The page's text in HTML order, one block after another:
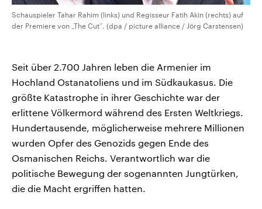
Schauspieler Tahar Rahim (links) und Regisseur Fatih Akin (rechts) auf
der Premiere von „The Cut“. (dpa / picture alliance / Jörg Carstensen)
Seit über 2.700 Jahren leben die Armenier im
Hochland Ostanatoliens und im Südkaukasus. Die
größte Katastrophe in ihrer Geschichte war der
erlittene Völkermord während des Ersten Weltkriegs.
Hundertausende, möglicherweise mehrere Millionen
wurden Opfer des Genozids gegen Ende des
Osmanischen Reichs. Verantwortlich war die
politische Bewegung der sogenannten Jungtürken,
die die Macht ergriffen hatten.